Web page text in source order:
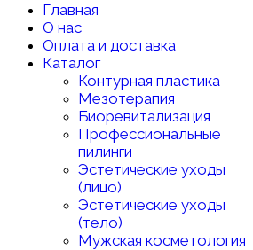
Главная
О нас
Оплата и доставка
Каталог
Контурная пластика
Мезотерапия
Биоревитализация
Профессиональные
пилинги
Эстетические уходы
(лицо)
Эстетические уходы
(тело)
Мужская косметология